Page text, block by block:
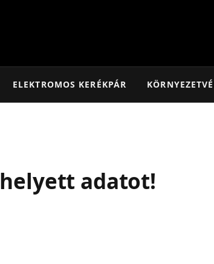
ELEKTROMOS KERÉKPÁR
adatot!